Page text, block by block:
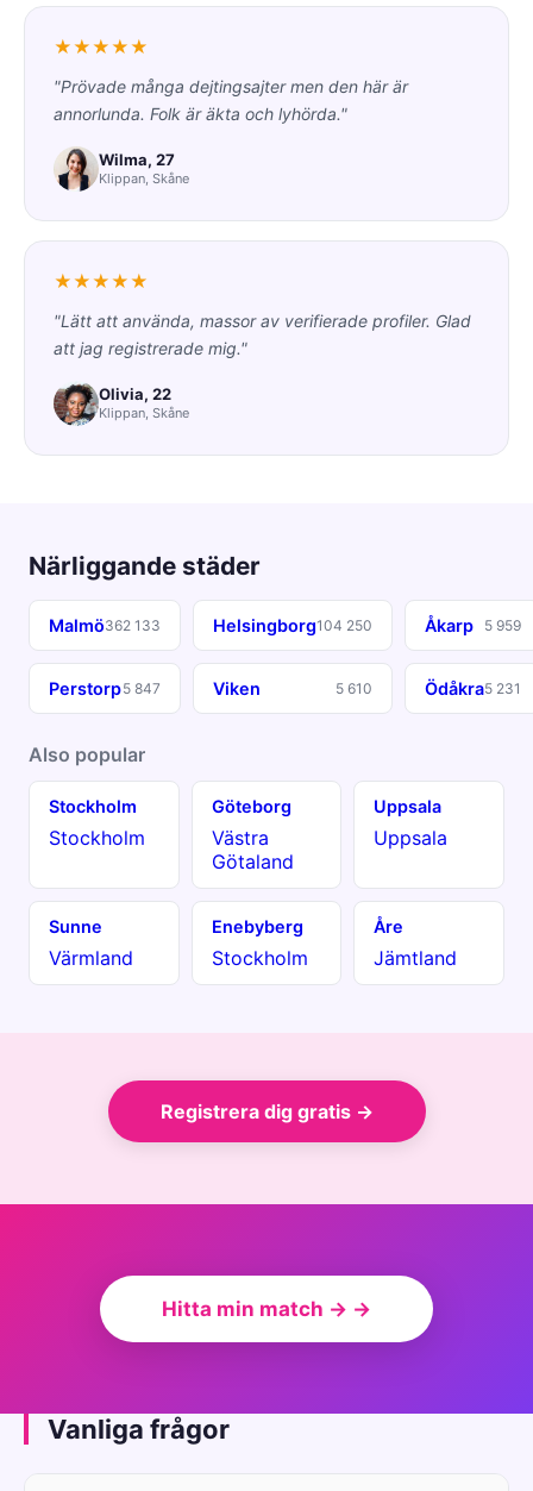
★★★★★
"Prövade många dejtingsajter men den här är
annorlunda. Folk är äkta och lyhörda."
Wilma, 27
Klippan, Skåne
★★★★★
"Lätt att använda, massor av verifierade profiler. Glad
att jag registrerade mig."
Olivia, 22
Klippan, Skåne
Närliggande städer
Malmö362 133 Helsingborg104 250 Åkarp 5 959
Perstorp5 847 Viken 5 610 Ödåkra5 231
Also popular
Stockholm
Stockholm
Göteborg
Västra
Götaland
Uppsala
Uppsala
Sunne
Värmland
Enebyberg
Stockholm
Åre
Jämtland
Registrera dig gratis →
Hitta min match → →
Vanliga frågor